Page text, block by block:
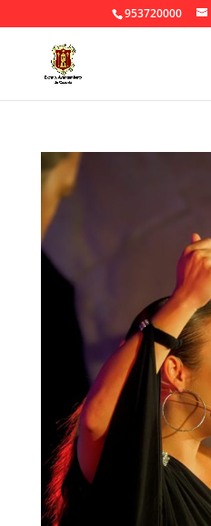
953720000